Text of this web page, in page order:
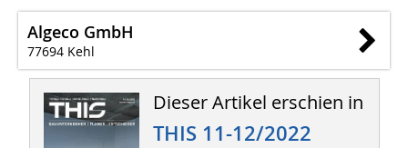
Algeco GmbH
77694 Kehl
Dieser Artikel erschien in
THIS 11-12/2022